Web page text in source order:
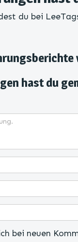
du bei
hast du
bei neuen